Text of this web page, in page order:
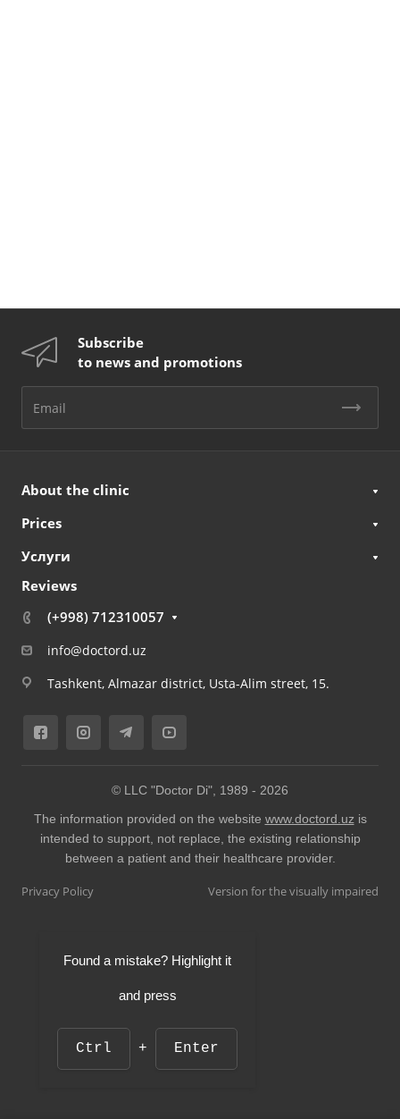
Subscribe
to news and promotions
About the clinic
Prices
Услуги
Reviews
(+998) 712310057
info@doctord.uz
Tashkent, Almazar district, Usta-Alim street, 15.
© LLC "Doctor Di", 1989 - 2026
The information provided on the website www.doctord.uz is
intended to support, not replace, the existing relationship
between a patient and their healthcare provider.
Privacy Policy Version for the visually impaired
Found a mistake? Highlight it
and press
Ctrl + Enter